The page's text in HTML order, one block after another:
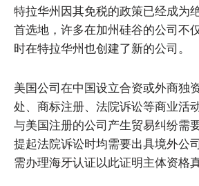
特拉华州因其免税的政策已经成为
首选地，许多在加州硅谷的公司不
时在特拉华州也创建了新的公司。
美国公司在中国设立合资或外商独
处、商标注册、法院诉讼等商业活
与美国注册的公司产生贸易纠纷需
提起法院诉讼时均需要出具境外公
需办理海牙认证以此证明主体资格